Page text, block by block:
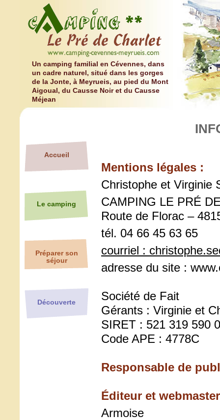
Un camping familial en Cévennes, dans
un cadre naturel, situé dans les gorges
de la Jonte, à Meyrueis, au pied du Mont
Aigoual, du Causse Noir et du Causse
Méjean
Accueil
Le camping
Préparer son
séjour
Découverte
Mentions légales :
Christophe et Virginie
CAMPING LE PRÉ
Route de Florac –
tél. 04 66 45 63 65
courriel :
adresse du site :
Société de Fait
Gérants : Virginie et
SIRET : 521 319 590
Code APE : 4778C
Responsable de
Éditeur et
Armoise